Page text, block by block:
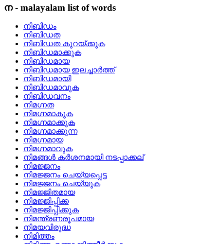
ന- malayalam list of words
നിബിഡം
നിബിഡത
നിബിഡത കുറയ്‌ക്കുക
നിബിഡമാക്കുക
നിബിഡമായ
നിബിഡമായ ഇലച്ചാര്‍ത്ത്
നിബിഡമായി
നിബിഡമാവുക
നിബിഡവനം
നിമഗ്നത
നിമഗ്നമാകുക
നിമഗ്നമാക്കുക
നിമഗ്നമാക്കുന്ന
നിമഗ്നമായ
നിമഗ്നമാവുക
നിമങ്ങള്‍ കര്‍ശനമായി നടപ്പാക്കല്
നിമജ്ജനം
നിമജ്ജനം ചെയ്യപ്പെട്ട
നിമജ്ജനം ചെയ്യുക
നിമജ്ജിതമായ
നിമജ്ജിപ്പിക്ക
നിമജ്ജിപ്പിക്കുക
നിമന്ത്രണരൂപമായ
നിമയവിരുദ്ധ
നിമിത്തം